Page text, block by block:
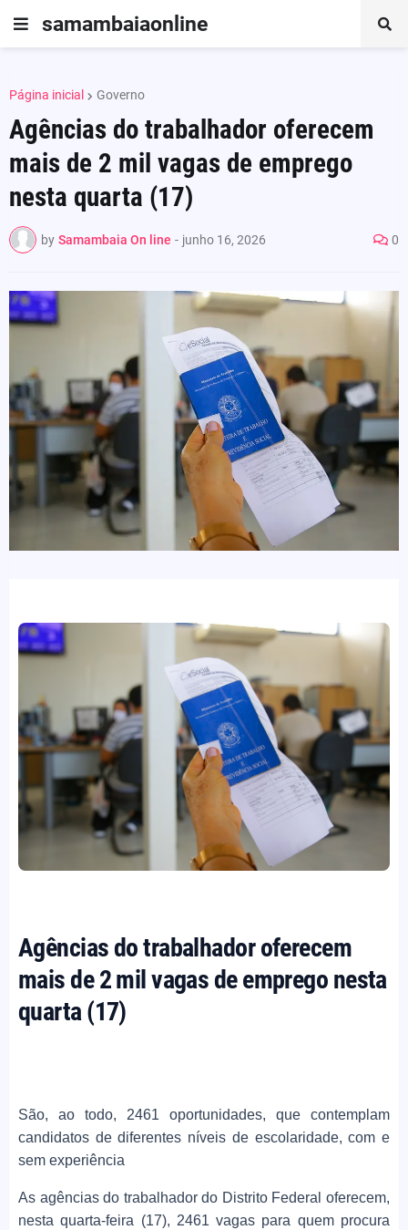
samambaiaonline
Página inicial Governo
Agências do trabalhador oferecem
mais de 2 mil vagas de emprego
nesta quarta (17)
by Samambaia On line - junho 16, 2026 0
Agências do trabalhador oferecem
mais de 2 mil vagas de emprego nesta
quarta (17)
São, ao todo, 2461 oportunidades, que contemplam
candidatos de diferentes níveis de escolaridade, com e
sem experiência
As agências do trabalhador do Distrito Federal oferecem,
nesta quarta-feira (17), 2461 vagas para quem procura